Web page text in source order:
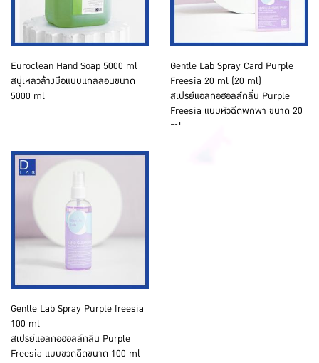
Euroclean Hand Soap 5000 ml
สบู่เหลวล้างมือแบบแกลลอนขนาด
5000 ml
Gentle Lab Spray Card Purple
Freesia 20 ml (20 ml)
สเปรย์แอลกอฮอลล์กลิ่น Purple
Freesia แบบหัวฉีดพกพา ขนาด 20
ml
Gentle Lab Spray Purple freesia
100 ml
สเปรย์แอลกอฮอลล์กลิ่น Purple
Freesia แบบขวดฉีดขนาด 100 ml